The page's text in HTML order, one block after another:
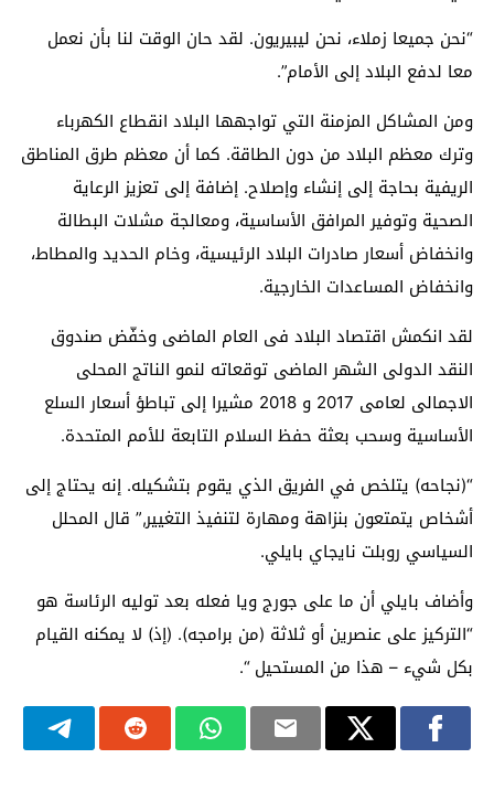
“نحن جميعا زملاء، نحن ليبيريون. لقد حان الوقت لنا بأن نعمل
معا لدفع البلاد إلى الأمام”.
ومن المشاكل المزمنة التي تواجهها البلاد انقطاع الكهرباء
وترك معظم البلاد من دون الطاقة. كما أن معظم طرق المناطق
الريفية بحاجة إلى إنشاء وإصلاح. إضافة إلى تعزيز الرعاية
الصحية وتوفير المرافق الأساسية، ومعالجة مشلات البطالة
وانخفاض أسعار صادرات البلاد الرئيسية، وخام الحديد والمطاط،
وانخفاض المساعدات الخارجية.
لقد انكمش اقتصاد البلاد فى العام الماضى وخفّض صندوق
النقد الدولى الشهر الماضى توقعاته لنمو الناتج المحلى
الاجمالى لعامى 2017 و 2018 مشيرا إلى تباطؤ أسعار السلع
الأساسية وسحب بعثة حفظ السلام التابعة للأمم المتحدة.
“(نجاحه) يتلخص في الفريق الذي يقوم بتشكيله. إنه يحتاج إلى
أشخاص يتمتعون بنزاهة ومهارة لتنفيذ التغيير,” قال المحلل
السياسي روبلت نايجاي بايلي.
وأضاف بايلي أن ما على جورج ويا فعله بعد توليه الرئاسة هو
“التركيز على عنصرين أو ثلاثة (من برامجه). (إذ) لا يمكنه القيام
بكل شيء – هذا من المستحيل “.